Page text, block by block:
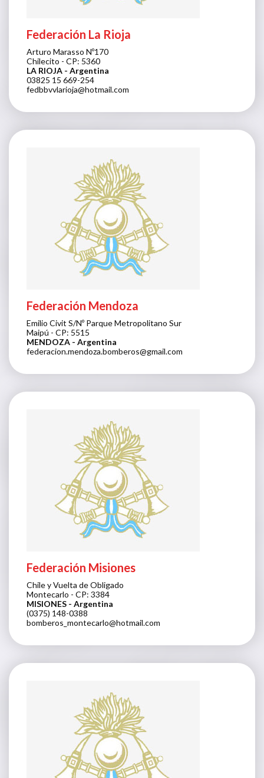
Federación La Rioja
Arturo Marasso Nº170
Chilecito - CP: 5360
LA RIOJA - Argentina
03825 15 669-254
fedbbvvlarioja@hotmail.com
Federación Mendoza
Emilio Civit S/Nº Parque Metropolitano Sur
Maipú - CP: 5515
MENDOZA - Argentina
federacion.mendoza.bomberos@gmail.com
Federación Misiones
Chile y Vuelta de Obligado
Montecarlo - CP: 3384
MISIONES - Argentina
(0375) 148-0388
bomberos_montecarlo@hotmail.com